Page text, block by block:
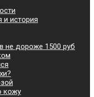
история
не дороже 1500 руб
кожу